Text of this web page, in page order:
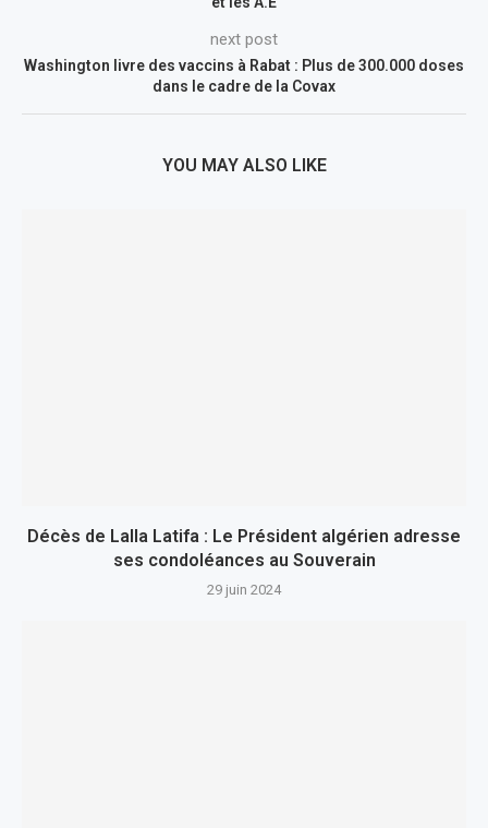
next post
Washington livre des vaccins à Rabat : Plus de 300.000 doses
dans le cadre de la Covax
YOU MAY ALSO LIKE
Décès de Lalla Latifa : Le Président algérien adresse
ses condoléances au Souverain
29 juin 2024